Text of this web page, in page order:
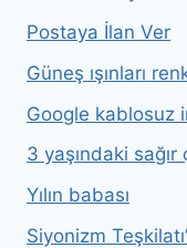
Postaya İlan Ver
Güneş ışınları
Google kablosuz
3 yaşındaki
Yılın babası
Siyonizm